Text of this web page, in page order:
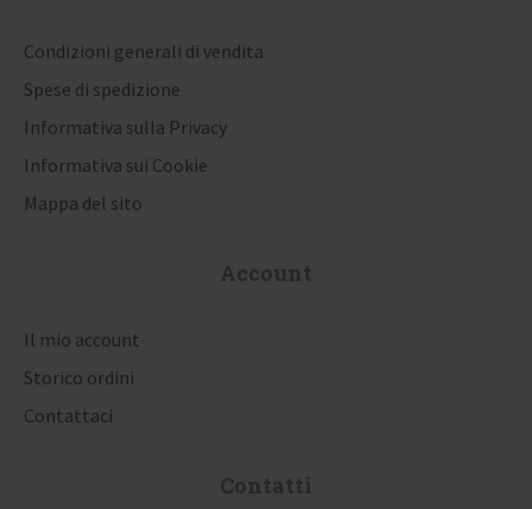
Condizioni generali di vendita
Spese di spedizione
Informativa sulla Privacy
Informativa sui Cookie
Mappa del sito
Account
Il mio account
Storico ordini
Contattaci
Contatti